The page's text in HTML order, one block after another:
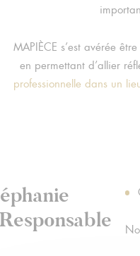
MAPIÈCE s’est avérée être
en permettant d’allier
professionnelle dans un